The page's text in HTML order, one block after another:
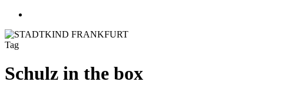
Tag
Schulz in the box